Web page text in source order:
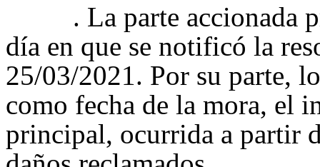
. La parte accionada
día en que se notificó la
25/03/2021. Por su parte,
como fecha de la mora, el
principal, ocurrida a partir